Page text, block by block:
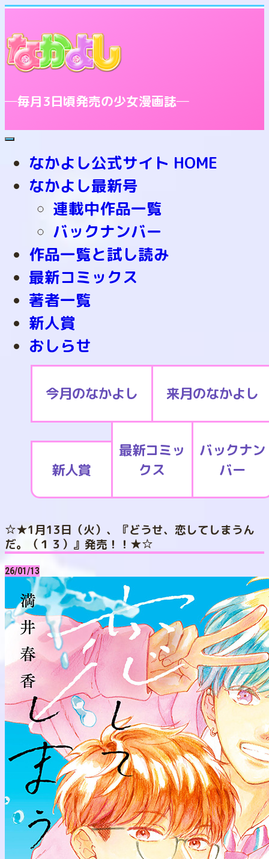
─毎月3日頃発売の少女漫画誌─
toggle
なかよし公式サイト HOME
なかよし最新号
連載中作品一覧
バックナンバー
作品一覧と試し読み
最新コミックス
著者一覧
新人賞
おしらせ
今月のなかよし 来月のなかよし
新人賞
最新コミッ
クス
バックナン
バー
☆★1月13日（火）、『どうせ、恋してしまうん
だ。（１３）』発売！！★☆
26/01/13